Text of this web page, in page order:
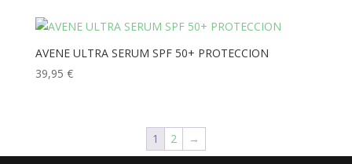
AVENE ULTRA SERUM SPF 50+ PROTECCION
39,95 €
1 2 →